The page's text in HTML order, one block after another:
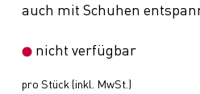
auch mit Schuhen
nicht verfügbar
pro Stück (inkl. MwSt.)